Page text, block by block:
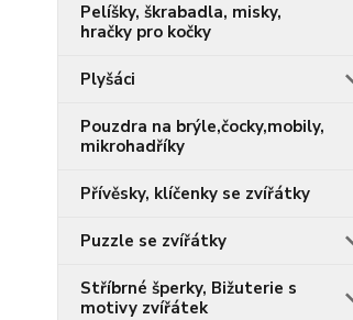
Pelíšky, škrabadla, misky,
hračky pro kočky
Plyšáci
Pouzdra na brýle,čocky,mobily,
mikrohadříky
Přívěsky, klíčenky se zvířátky
Puzzle se zvířátky
Stříbrné šperky, Bižuterie s
motivy zvířátek